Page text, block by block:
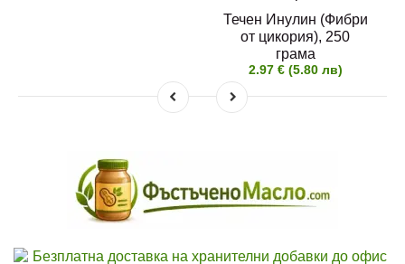
Течен Инулин (Фибри
от цикория), 250
грама
2.97 € (5.80 лв)